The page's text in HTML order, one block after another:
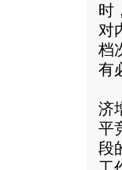
时
对
档
有
济
平
段